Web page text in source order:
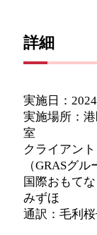
詳細
実施日：
実施場所：
室
クライアン
（GRASグル
国際おもて
みずほ
通訳：毛利